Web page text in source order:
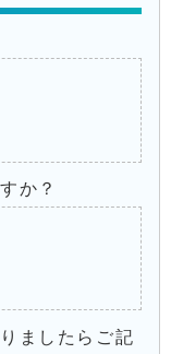
か？
ましたらご記